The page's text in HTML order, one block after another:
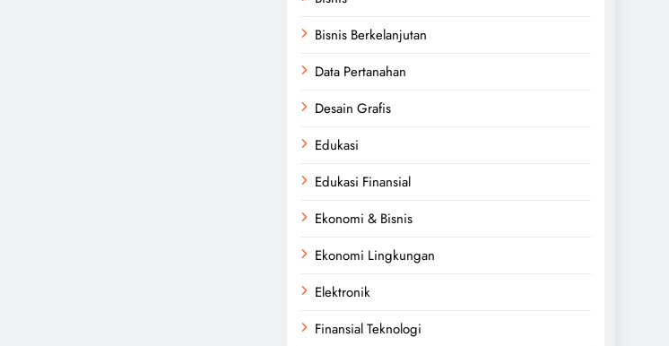
Bisnis Berkelanjutan
Data Pertanahan
Desain Grafis
Edukasi
Edukasi Finansial
Ekonomi & Bisnis
Ekonomi Lingkungan
Elektronik
Finansial Teknologi